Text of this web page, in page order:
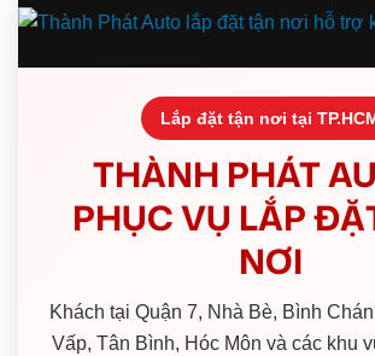
Lắp đặt tận nơi tại
THÀNH PHÁT
PHỤC VỤ LẮP
NƠI
Khách tại Quận 7, Nhà Bè, Bình
Vấp, Tân Bình, Hóc Môn và các khu